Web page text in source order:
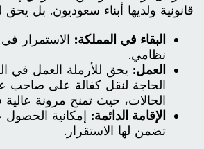
قانونية ولديها أبناء سعوديون. بل يحق
البقاء في المملكة: الاستمرار
نظامي.
العمل: يحق للأرملة العمل في
الحاجة لنقل كفالة على
الحالات، حيث تمنح مرونة
الإقامة الدائمة: إمكانية الحصول
تضمن لها الاستقرار.